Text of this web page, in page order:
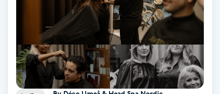
Diamantslipning
Enzympeeling
Extensions